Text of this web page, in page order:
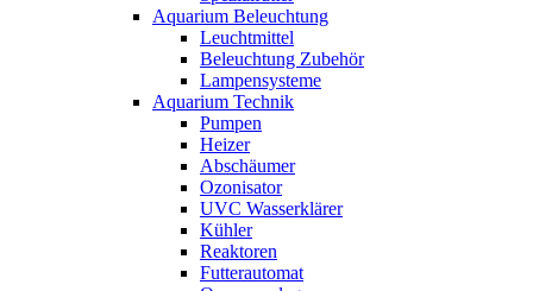
Aquarium Beleuchtung
Leuchtmittel
Beleuchtung Zubehör
Lampensysteme
Aquarium Technik
Pumpen
Heizer
Abschäumer
Ozonisator
UVC Wasserklärer
Kühler
Reaktoren
Futterautomat